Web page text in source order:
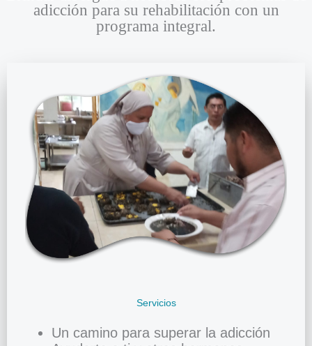
adicción para su rehabilitación con un
programa integral.
Servicios
Un camino para superar la adicción